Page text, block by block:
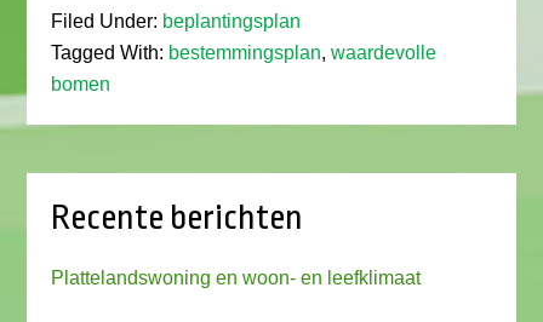
Filed Under: beplantingsplan
Tagged With: bestemmingsplan,waardevolle
bomen
Recente berichten
Plattelandswoning en woon- en leefklimaat